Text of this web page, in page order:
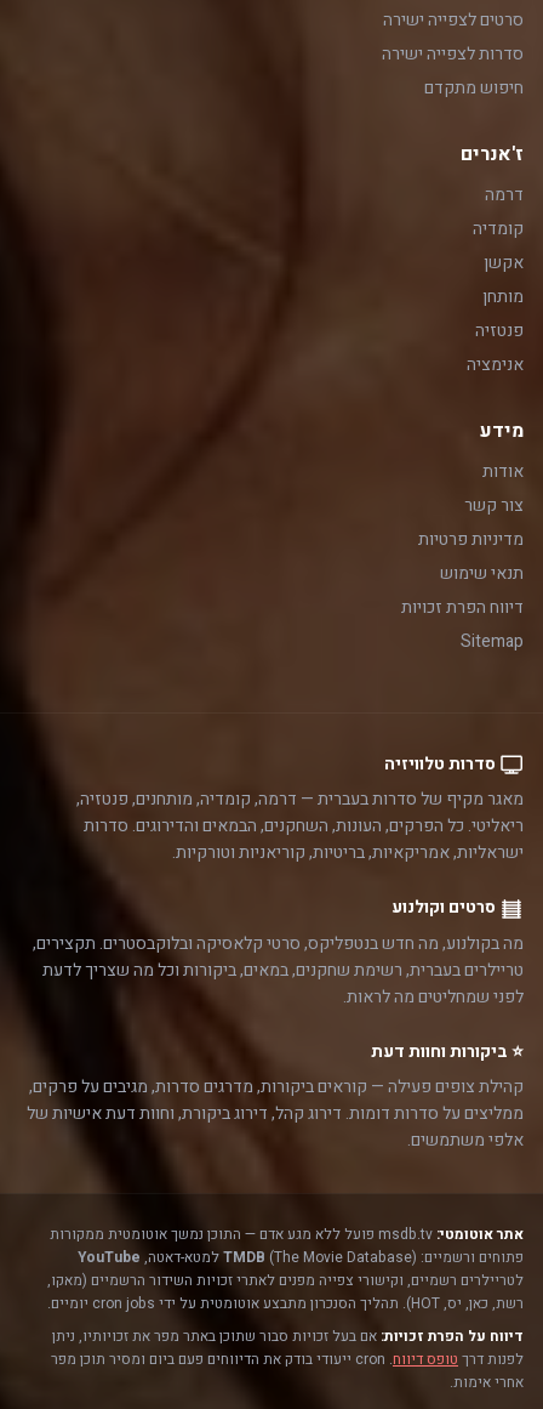
סרטים לצפייה ישירה
סדרות לצפייה ישירה
חיפוש מתקדם
ז'אנרים
דרמה
קומדיה
אקשן
מותחן
פנטזיה
אנימציה
מידע
אודות
צור קשר
מדיניות פרטיות
תנאי שימוש
דיווח הפרת זכויות
Sitemap
סדרות טלוויזיה
מאגר מקיף של סדרות בעברית — דרמה, קומדיה, מותחנים, פנטזיה,
ריאליטי. כל הפרקים, העונות, השחקנים, הבמאים והדירוגים. סדרות
ישראליות, אמריקאיות, בריטיות, קוריאניות וטורקיות.
סרטים וקולנוע
מה בקולנוע, מה חדש בנטפליקס, סרטי קלאסיקה ובלוקבסטרים. תקצירים,
טריילרים בעברית, רשימת שחקנים, במאים, ביקורות וכל מה שצריך לדעת
לפני שמחליטים מה לראות.
⭐ ביקורות וחוות דעת
קהילת צופים פעילה — קוראים ביקורות, מדרגים סדרות, מגיבים על פרקים,
ממליצים על סדרות דומות. דירוג קהל, דירוג ביקורת, וחוות דעת אישיות של
אלפי משתמשים.
אתר אוטומטי:
msdb.tv פועל ללא מגע אדם — התוכן נמשך אוטומטית ממקורות
פתוחים ורשמיים:
TMDB (The Movie Database) למטא-דאטה,
YouTube
לטריילרים רשמיים, וקישורי צפייה מפנים לאתרי זכויות השידור הרשמיים (מאקו,
רשת, כאן, יס, HOT). תהליך הסנכרון מתבצע אוטומטית על ידי cron jobs יומיים.
דיווח על הפרת זכויות: אם בעל זכויות סבור שתוכן באתר מפר את זכויותיו, ניתן
לפנות דרך טופס דיווח
. cron ייעודי בודק את הדיווחים פעם ביום ומסיר תוכן מפר
אחרי אימות.